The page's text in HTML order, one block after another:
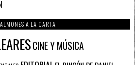
A LA CARTA
CINE Y MÚSICA